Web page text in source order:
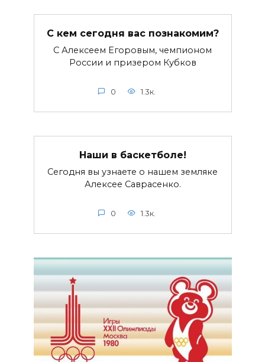
С кем сегодня вас познакомим?
С Алексеем Егоровым, чемпионом
России и призером Кубков
0 1.3к.
Наши в баскетболе!
Сегодня вы узнаете о нашем земляке
Алексее Саврасенко.
0 1.3к.